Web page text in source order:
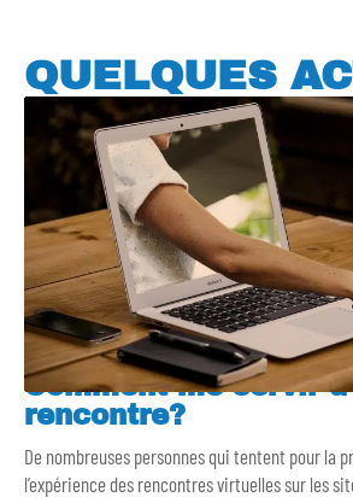
QUELQUES
Comment me servir
rencontre?
De nombreuses personnes qui tentent pour la
l’expérience des rencontres virtuelles sur les